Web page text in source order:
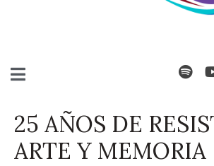
25 AÑOS DE
ARTE Y MEMORIA